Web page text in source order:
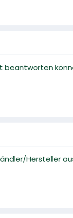
beantworten
Hersteller